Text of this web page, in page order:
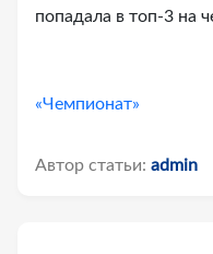
попадала в топ-3 на
«Чемпионат»
Автор статьи: admin